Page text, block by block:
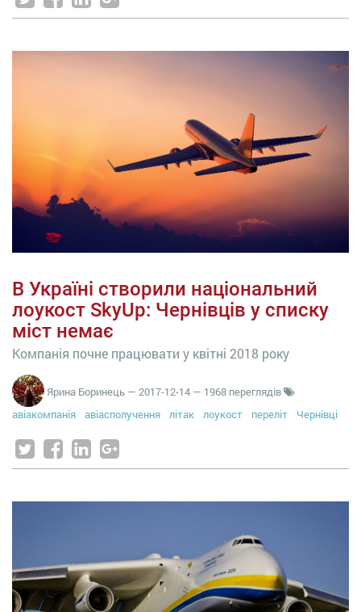
В Україні створили національний
лоукост SkyUp: Чернівців у списку
міст немає
Компанія почне працювати у квітні 2018 року
Ярина Боринець — 2017-12-14 — 1968 переглядів
авіакомпанія
авіасполучення літак лоукост переліт Чернівці